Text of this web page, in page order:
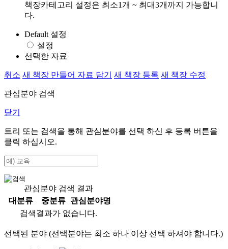
책장카테고리 설정은 최소1개 ~ 최대3개까지 가능합니
다.
Default 설정
설정
선택한 자료
취소 새 책장 만들어 자료 담기 새 책장 등록 새 책장 수정
관심분야 검색
닫기
트리 또는 검색을 통해 관심분야를 선택 하신 후 등록 버튼을
클릭 하십시오.
관심분야 검색 결과
대분류
중분류
관심분야명
검색결과가 없습니다.
선택된 분야 (선택분야는 최소 하나 이상 선택 하셔야 합니다.)